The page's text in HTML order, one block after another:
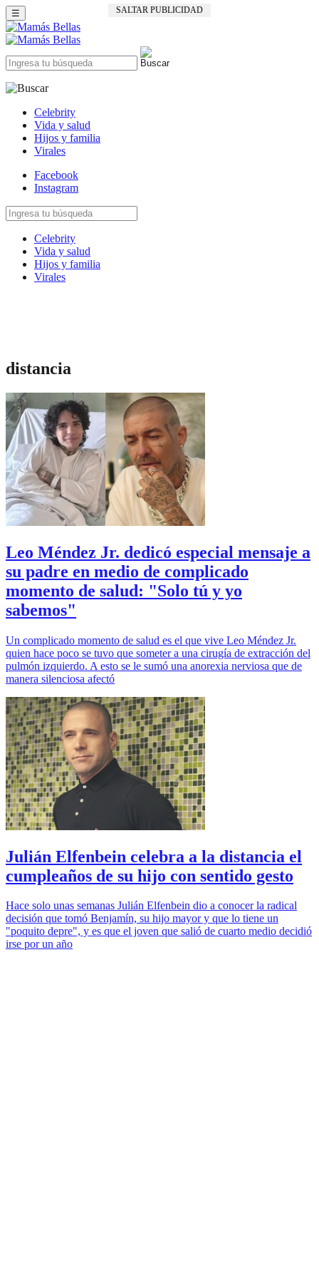
SALTAR PUBLICIDAD
☰
Celebrity
Vida y salud
Hijos y familia
Virales
Facebook
Instagram
Celebrity
Vida y salud
Hijos y familia
Virales
distancia
Leo Méndez Jr. dedicó especial mensaje a
su padre en medio de complicado
momento de salud: "Solo tú y yo
sabemos"
Un complicado momento de salud es el que vive Leo Méndez Jr.
quien hace poco se tuvo que someter a una cirugía de extracción del
pulmón izquierdo. A esto se le sumó una anorexia nerviosa que de
manera silenciosa afectó
Julián Elfenbein celebra a la distancia el
cumpleaños de su hijo con sentido gesto
Hace solo unas semanas Julián Elfenbein dio a conocer la radical
decisión que tomó Benjamín, su hijo mayor y que lo tiene un
"poquito depre", y es que el joven que salió de cuarto medio decidió
irse por un año